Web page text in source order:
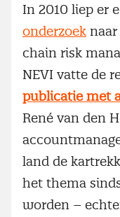
In 2010 liep er
onderzoek
chain risk
NEVI vatte de
publicatie met
René van den
land de
het thema
worden –